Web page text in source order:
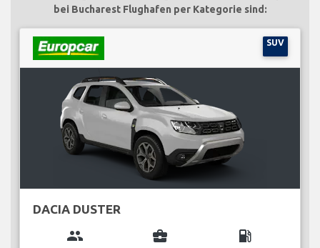
bei Bucharest Flughafen per Kategorie sind:
SUV
DACIA DUSTER
group business_center local_gas_station